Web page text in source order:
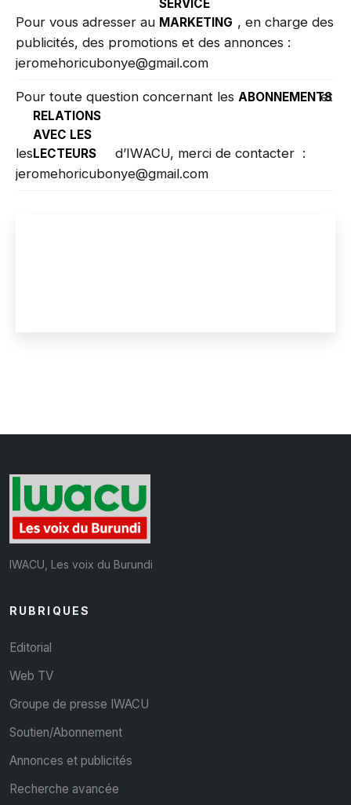
Pour vous adresser au
SERVICE
MARKETING , en charge des
publicités, des promotions et des annonces :
jeromehoricubonye@gmail.com
Pour toute question concernant les ABONNEMENTS
et
les
RELATIONS
AVEC LES
LECTEURS
d’IWACU, merci de contacter :
jeromehoricubonye@gmail.com
IWACU, Les voix du Burundi
RUBRIQUES
Editorial
Web TV
Groupe de presse IWACU
Soutien/Abonnement
Annonces et publicités
Recherche avancée